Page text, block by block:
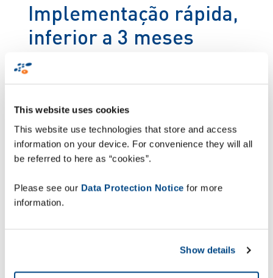
This website uses cookies
This website use technologies that store and access
information on your device. For convenience they will all
be referred to here as “cookies”.
Please see our Data Protection Notice for more
information.
Show details
Implementação rápida,
inferior a 3 meses
A nova tecnologia inovadora da Zetes permitiu à
linhas de encomendas por dia. Um fator crítico
para satisfazer o aumento do volume de
encomendas e apoiar o crescimento contínuo da
empresa.
aumentámos a nossa